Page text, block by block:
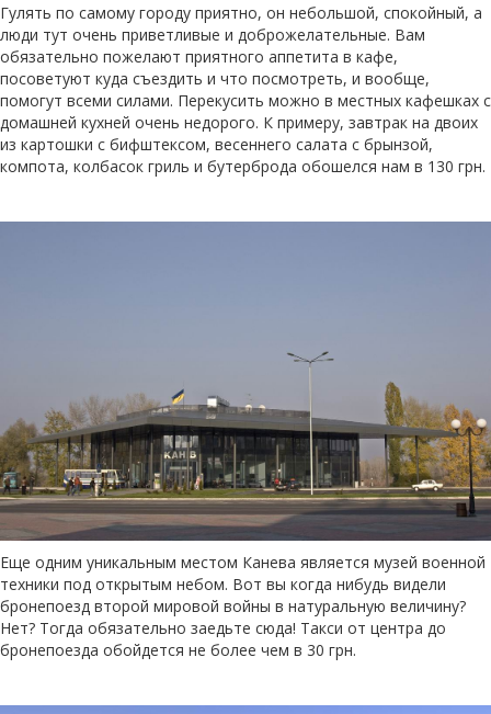
Гулять по самому городу приятно, он небольшой, спокойный, а
люди тут очень приветливые и доброжелательные. Вам
обязательно пожелают приятного аппетита в кафе,
посоветуют куда съездить и что посмотреть, и вообще,
помогут всеми силами. Перекусить можно в местных кафешках с
домашней кухней очень недорого. К примеру, завтрак на двоих
из картошки с бифштексом, весеннего салата с брынзой,
компота, колбасок гриль и бутерброда обошелся нам в 130 грн.
Еще одним уникальным местом Канева является музей военной
техники под открытым небом. Вот вы когда нибудь видели
бронепоезд второй мировой войны в натуральную величину?
Нет? Тогда обязательно заедьте сюда! Такси от центра до
бронепоезда обойдется не более чем в 30 грн.